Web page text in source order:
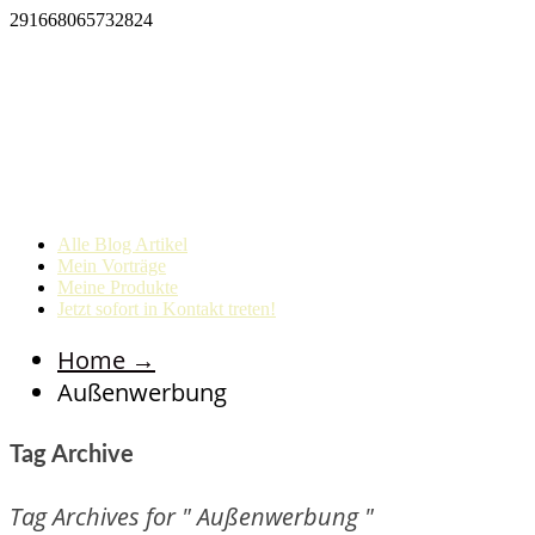
291668065732824
Alle Blog Artikel
Mein Vorträge
Meine Produkte
Jetzt sofort in Kontakt treten!
Home →
Außenwerbung
Tag Archive
Tag Archives for " Außenwerbung "